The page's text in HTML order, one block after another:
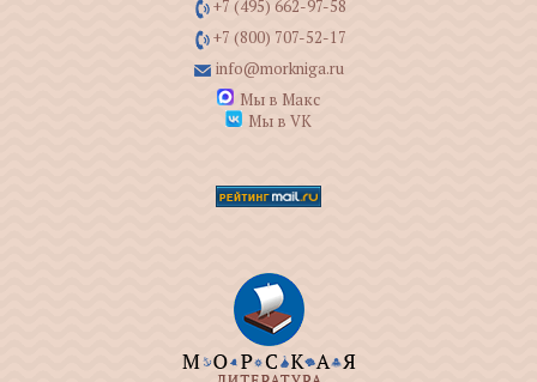
+7 (495) 662-97-58
+7 (800) 707-52-17
info@morkniga.ru
Мы в Макс
Мы в VK